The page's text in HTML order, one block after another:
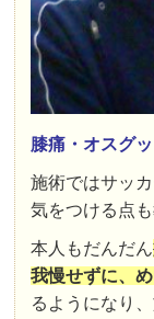
膝痛・オスグ
施術ではサッ
気をつける点
本人もだんだん
我慢せずに、
るようになり